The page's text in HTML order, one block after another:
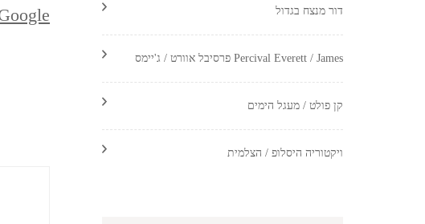
דור מנצח בגדול
Percival Everett / James פרסיבל אוורט / ג'יימס
קן פולט / מעגל הימים
ויקטוריה היסלופ / הצלמית